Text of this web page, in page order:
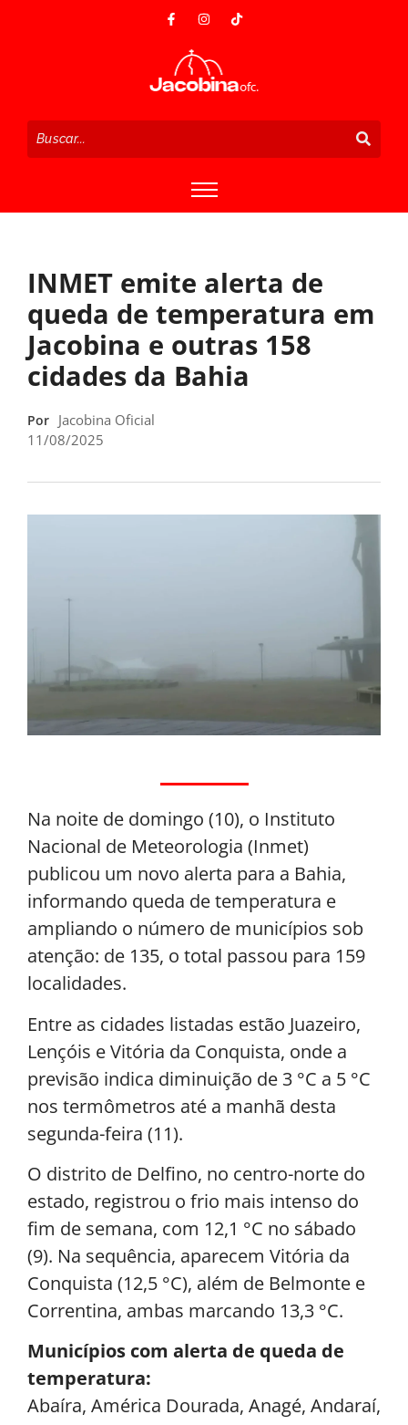
INMET emite alerta de
queda de temperatura em
Jacobina e outras 158
cidades da Bahia
Por Jacobina Oficial
11/08/2025
Na noite de domingo (10), o Instituto
Nacional de Meteorologia (Inmet)
publicou um novo alerta para a Bahia,
informando queda de temperatura e
ampliando o número de municípios sob
atenção: de 135, o total passou para 159
localidades.
Entre as cidades listadas estão Juazeiro,
Lençóis e Vitória da Conquista, onde a
previsão indica diminuição de 3 °C a 5 °C
nos termômetros até a manhã desta
segunda-feira (11).
O distrito de Delfino, no centro-norte do
estado, registrou o frio mais intenso do
fim de semana, com 12,1 °C no sábado
(9). Na sequência, aparecem Vitória da
Conquista (12,5 °C), além de Belmonte e
Correntina, ambas marcando 13,3 °C.
Municípios com alerta de queda de
temperatura:
Abaíra, América Dourada, Anagé, Andaraí,